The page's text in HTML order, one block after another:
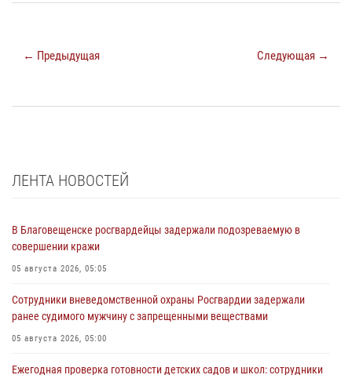
← Предыдущая Следующая →
ЛЕНТА НОВОСТЕЙ
В Благовещенске росгвардейцы задержали подозреваемую в
совершении кражи
05 августа 2026, 05:05
Сотрудники вневедомственной охраны Росгвардии задержали
ранее судимого мужчину с запрещенными веществами
05 августа 2026, 05:00
Ежегодная проверка готовности детских садов и школ: сотрудники